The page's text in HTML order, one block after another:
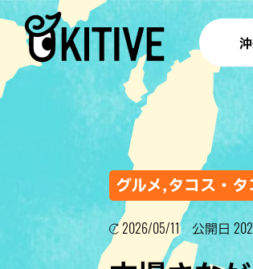
グルメ,タコス・
2026/05/11 公開日